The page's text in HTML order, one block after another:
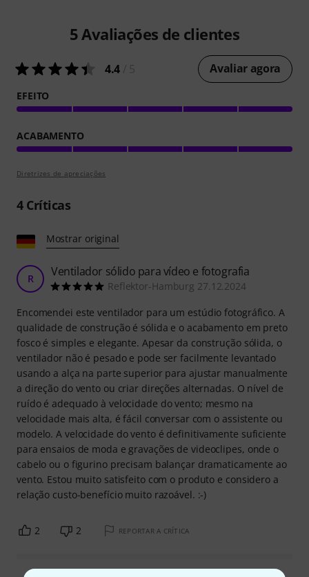
5Avaliações de clientes
4.4 Avaliar agora
EFEITO
ACABAMENTO
Diretrizes de apreciações
4Críticas
Mostrar original
R Ventilador sólido para vídeo e fotografia
Reflektor-Hamburg 27.12.2024
Encomendei este ventilador para um estúdio fotográfico. A
qualidade de construção é sólida e o acabamento em preto
fosco é simples e elegante. Apesar da construção sólida, o
ventilador não é pesado e pode ser facilmente levantado
usando a alça na parte superior para ajustar manualmente
a direção do vento ou criar direções alternadas. O nível de
ruído é adequado à velocidade do vento; mesmo na
velocidade mais alta, é fácil conversar com o assistente ou
modelo. A velocidade do vento é definitivamente suficiente
para ensaios de moda e gravações de videoclipes, onde o
cabelo ou o figurino precisam balançar dramaticamente ao
vento. Estou muito satisfeito com o produto e considero a
relação custo-benefício muito razoável. :-)
2 2 REPORTAR A CRÍTICA